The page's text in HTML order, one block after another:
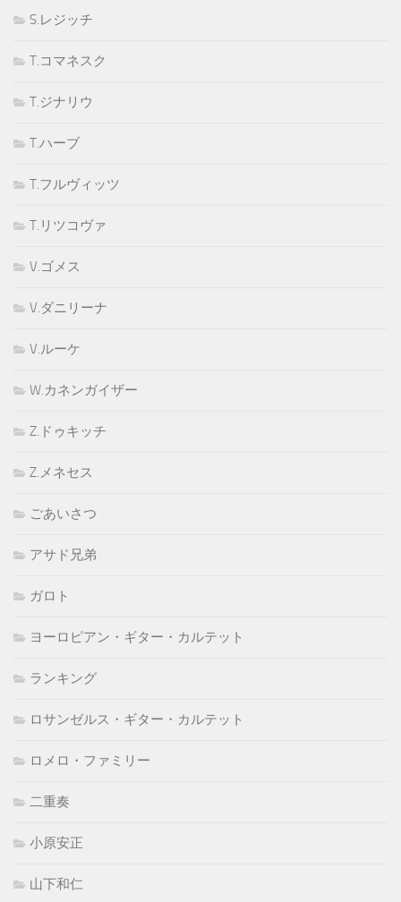
S.レジッチ
T.コマネスク
T.ジナリウ
T.ハーブ
T.フルヴィッツ
T.リツコヴァ
V.ゴメス
V.ダニリーナ
V.ルーケ
W.カネンガイザー
Z.ドゥキッチ
Z.メネセス
ごあいさつ
アサド兄弟
ガロト
ヨーロピアン・ギター・カルテット
ランキング
ロサンゼルス・ギター・カルテット
ロメロ・ファミリー
二重奏
小原安正
山下和仁